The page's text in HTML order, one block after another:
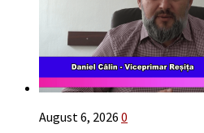
August 6, 2026 0